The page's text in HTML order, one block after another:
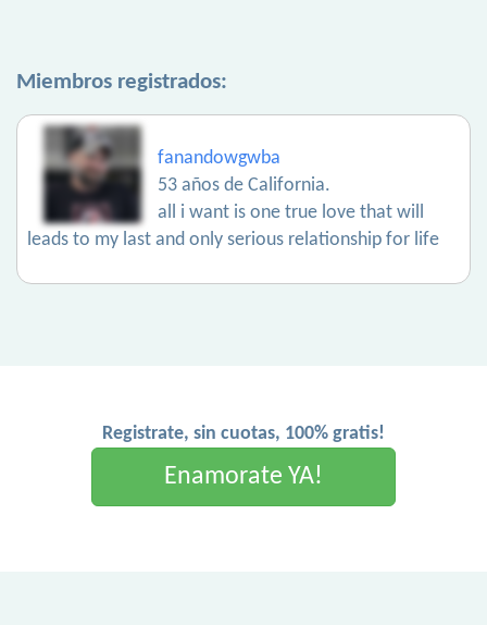
Miembros registrados:
fanandowgwba
53 años de California.
all i want is one true love that will
leads to my last and only serious relationship for life
Registrate, sin cuotas, 100% gratis!
Enamorate YA!